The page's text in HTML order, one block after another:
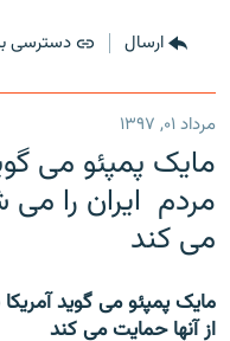
ارسال دسترسی
مرداد ۰۱, ۱۳۹۷
مایک پمپئو می
مردم ایران را می
می کند
مایک پمپئو می گوید
از آنها حمایت می کند